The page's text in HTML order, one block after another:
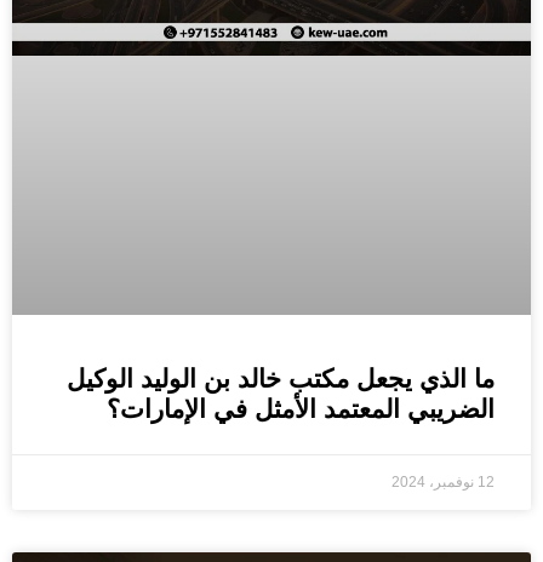
ما الذي يجعل مكتب خالد بن الوليد الوكيل
الضريبي المعتمد الأمثل في الإمارات؟
12 نوفمبر، 2024